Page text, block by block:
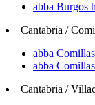
abba Burgos
Cantabria /
abba
abba
Cantabria /